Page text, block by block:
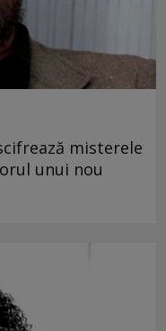
misterele
unui nou